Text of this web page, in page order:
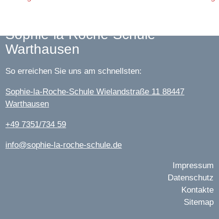
Sophie-la-Roche-Schule
Warthausen
So erreichen Sie uns am schnellsten:
Sophie-la-Roche-Schule Wielandstraße 11 88447
Warthausen
+49 7351/734 59
info@sophie-la-roche-schule.de
Impressum
Datenschutz
Kontakte
Sitemap